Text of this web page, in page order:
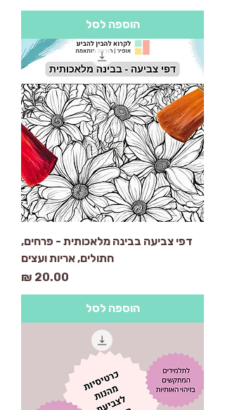
הוספה לסל
דפי צביעה בבינה מלאכותית - פרחים,
חתולים, אריות ועצים
מחיר
הוספה לסל